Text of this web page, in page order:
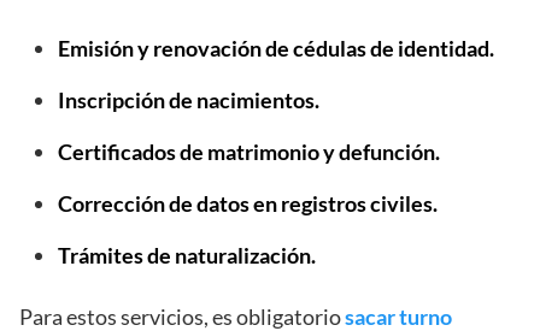
Emisión y renovación de cédulas de identidad.
Inscripción de nacimientos.
Certificados de matrimonio y defunción.
Corrección de datos en registros civiles.
Trámites de naturalización.
Para estos servicios, es obligatoriosacar turno